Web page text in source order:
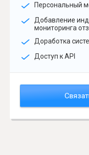
Персональный
Добавление
мониторинга
Доработка
Доступ к API